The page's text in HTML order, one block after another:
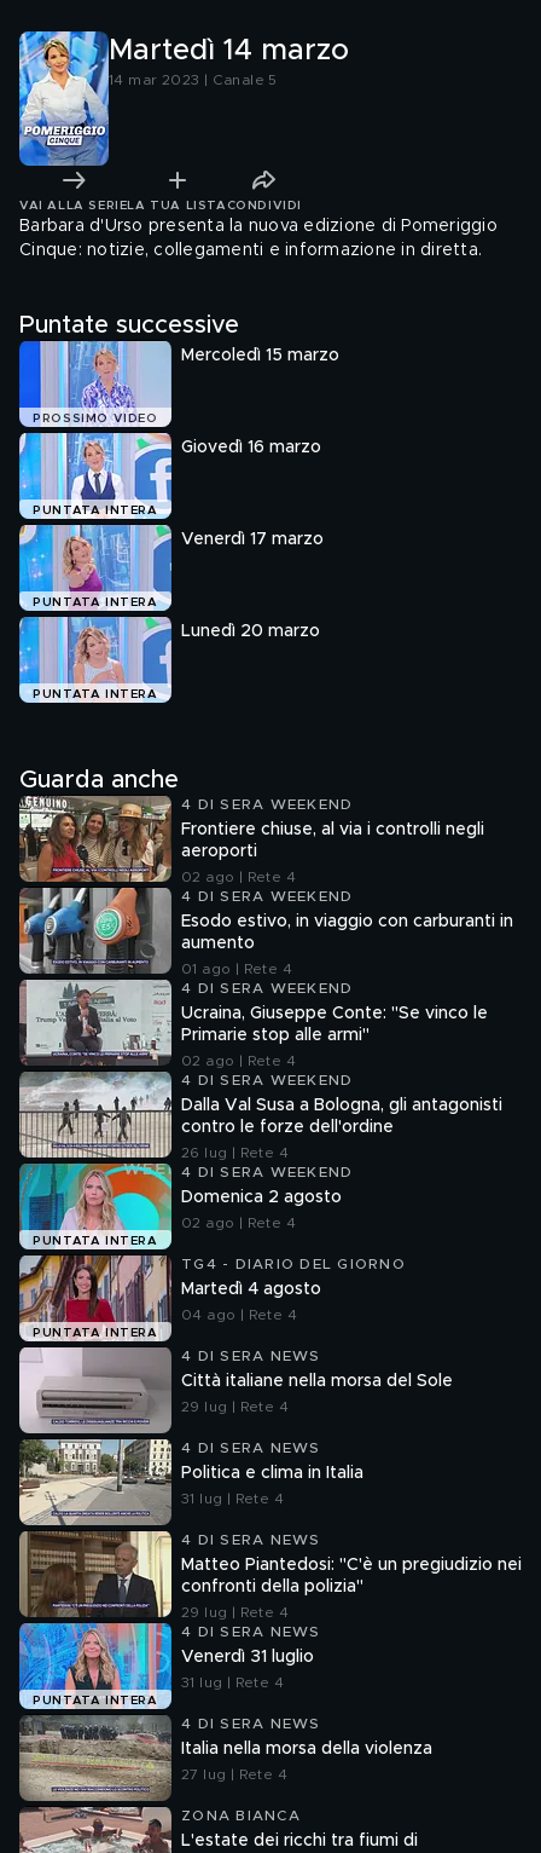
Martedì 14 marzo
14 mar 2023 | Canale 5
VAI ALLA SERIE LA TUA LISTA CONDIVIDI
Barbara d'Urso presenta la nuova edizione di Pomeriggio
Cinque: notizie, collegamenti e informazione in diretta.
Puntate successive
PROSSIMO VIDEO
Mercoledì 15 marzo
PUNTATA INTERA
Giovedì 16 marzo
PUNTATA INTERA
Venerdì 17 marzo
PUNTATA INTERA
Lunedì 20 marzo
Guarda anche
4 DI SERA WEEKEND
Frontiere chiuse, al via i controlli negli
aeroporti
02 ago | Rete 4
4 DI SERA WEEKEND
Esodo estivo, in viaggio con carburanti in
aumento
01 ago | Rete 4
4 DI SERA WEEKEND
Ucraina, Giuseppe Conte: "Se vinco le
Primarie stop alle armi"
02 ago | Rete 4
4 DI SERA WEEKEND
Dalla Val Susa a Bologna, gli antagonisti
contro le forze dell'ordine
26 lug | Rete 4
PUNTATA INTERA
4 DI SERA WEEKEND
Domenica 2 agosto
02 ago | Rete 4
PUNTATA INTERA
TG4 - DIARIO DEL GIORNO
Martedì 4 agosto
04 ago | Rete 4
4 DI SERA NEWS
Città italiane nella morsa del Sole
29 lug | Rete 4
4 DI SERA NEWS
Politica e clima in Italia
31 lug | Rete 4
4 DI SERA NEWS
Matteo Piantedosi: "C'è un pregiudizio nei
confronti della polizia"
29 lug | Rete 4
PUNTATA INTERA
4 DI SERA NEWS
Venerdì 31 luglio
31 lug | Rete 4
4 DI SERA NEWS
Italia nella morsa della violenza
27 lug | Rete 4
ZONA BIANCA
L'estate dei ricchi tra fiumi di